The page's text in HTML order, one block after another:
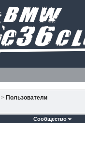
> Пользователи
Сообщество